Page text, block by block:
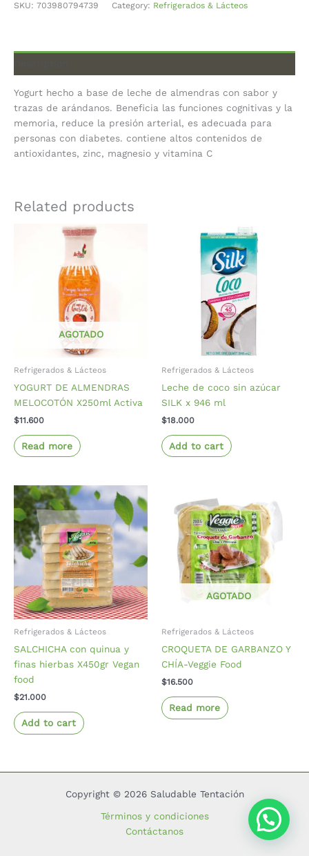
SKU: 703980794739 Category: Refrigerados & Lácteos
Yogurt hecho a base de leche de almendras con sabor y
trazas de arándanos. Beneficia las funciones cognitivas y la
memoria, reduce la presión arterial, es adecuada para
personas con diabetes. contiene altos contenidos de
antioxidantes, zinc, magnesio y vitamina C
Related products
AGOTADO
Refrigerados & Lácteos
YOGURT DE ALMENDRAS
MELOCOTÓN X250ml Activa
$11.600
Read more
Refrigerados & Lácteos
Leche de coco sin azúcar
SILK x 946 ml
$18.000
Add to cart
Refrigerados & Lácteos
SALCHICHA con quinua y
finas hierbas X450gr Vegan
food
$21.000
Add to cart
AGOTADO
Refrigerados & Lácteos
CROQUETA DE GARBANZO Y
CHÍA-Veggie Food
$16.500
Read more
Copyright © 2026 Saludable Tentación
Términos y condiciones
Contáctanos